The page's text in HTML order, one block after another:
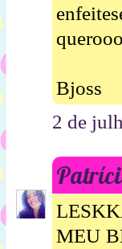
Bjoss
2 de
MEU